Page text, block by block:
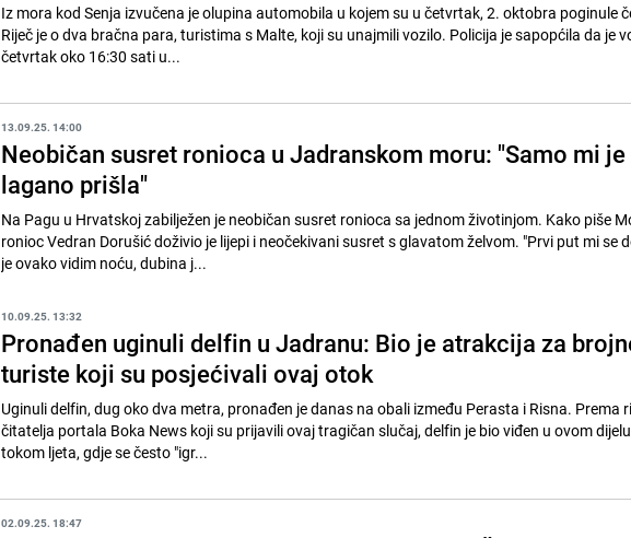
Iz mora kod Senja izvučena je olupina automobila u kojem su u četvrtak, 2. oktobra poginule
Riječ je o dva bračna para, turistima s Malte, koji su unajmili vozilo. Policija je sapopćila da je
četvrtak oko 16:30 sati u...
13.09.25. 14:00
Neobičan susret ronioca u Jadranskom moru: "Samo mi je
lagano prišla"
Na Pagu u Hrvatskoj zabilježen je neobičan susret ronioca sa jednom životinjom. Kako piše
ronioc Vedran Dorušić doživio je lijepi i neočekivani susret s glavatom želvom. "Prvi put mi se
je ovako vidim noću, dubina j...
10.09.25. 13:32
Pronađen uginuli delfin u Jadranu: Bio je atrakcija za
turiste koji su posjećivali ovaj otok
Uginuli delfin, dug oko dva metra, pronađen je danas na obali između Perasta i Risna. Prema
čitatelja portala Boka News koji su prijavili ovaj tragičan slučaj, delfin je bio viđen u ovom
tokom ljeta, gdje se često "igr...
02.09.25. 18:47